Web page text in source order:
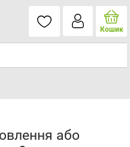
Кошик
або